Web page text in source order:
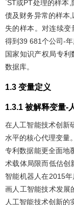
ST或PT处理的样本,
债及财务异常的样本
失的样本。对连续
得到39 681个公司-
国家知识产权局专
数据库。
1.3 变量定义
1.3.1 被解释变量-
在人工智能技术创新
水平的核心代理变量
专利数据能更全面地
术载体局限而低估创
智能机器人在2015
画人工智能技术发展
人工智能技术创新的